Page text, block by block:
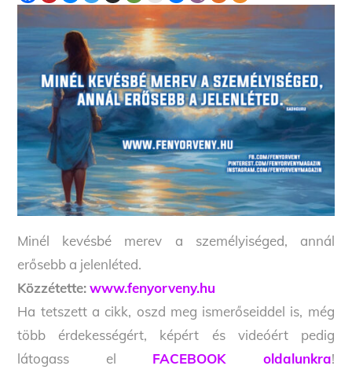
Minél kevésbé merev a személyiséged, annál
erősebb a jelenléted.
Közzétette: www.fenyorveny.hu
Ha tetszett a cikk, oszd meg ismerőseiddel is, még
több érdekességért, képért és videóért pedig
látogass el FACEBOOK oldalunkra!